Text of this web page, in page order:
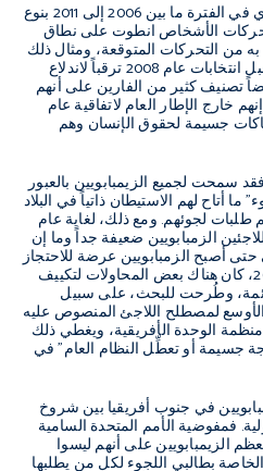
ومن جهة أخرى، اتسمت زيمبابوي في الفترة ما بين 2006 إلى 2011 بنوع
الأشخاص انطوت على نطاق
من التحركات المتوقعة، ومثال ذلك
تحركات الأشخاص بأعداد كبيرة قبل انتخابات عام 2008 ترقباً لاندلاع
تصنيف كثير من الفارين على أنهم
خارج الإطار العام لاتفاقية عام
جسيمة لحقوق الإنسان وهم
سمحت لجميع الزيمبابويين بالعبور
أتاح لهم الاستيطان ذاتياً في البلاد
طلبات لجوئهم. ومع ذلك، لغاية عام
الزمبابويين ضعيفة جداً وما إن
أصبح الزمبابويين عرضة للاحتجاز
والترحيل. وبعد أبريل/نيسان 2009، كان هناك بعض المحاولات لتكييف
وطُرحت للبحث، على سبيل
الأوسع لمصطلح اللاجئ المنصوص عليه
الوحدة الأفريقية، ويغطي ذلك
جسيمة أو تعطِّل النظام العام" في
في جنوب أفريقيا بين شروخ
فمفوضية الأمم المتحدة السامية
الزيمبابويين على أنهم ليسوا
بطالبي اللجوء لكل من يطلبها